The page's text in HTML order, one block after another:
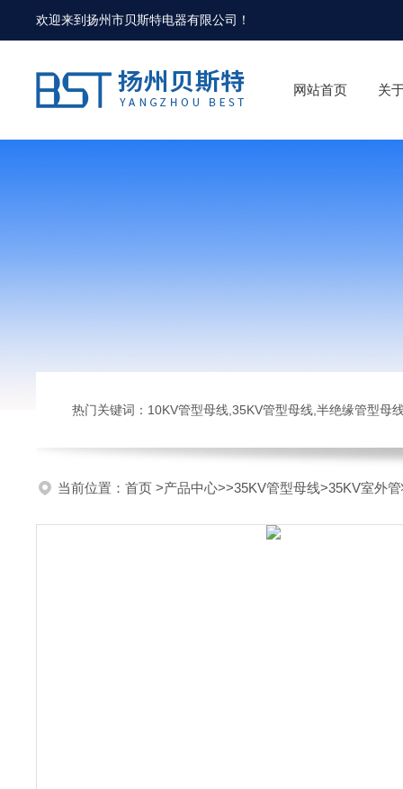
欢迎来到扬州市贝斯特电器有限公司 ！
网站首页 关
热门关键词：10KV管型母线,35KV管型母线,半绝缘管型母
当前位置： 首页 >产品中心>>35KV管型母线>35KV室外